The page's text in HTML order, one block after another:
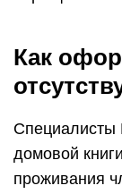
Как
Специалисты
домовой
проживания